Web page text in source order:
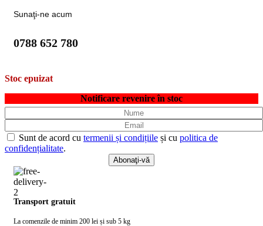
Sunaţi-ne acum
0788 652 780
Stoc epuizat
Notificare revenire în stoc
Sunt de acord cu termenii și condițiile și cu politica de
confidențialitate.
Transport gratuit
La comenzile de minim 200 lei și sub 5 kg